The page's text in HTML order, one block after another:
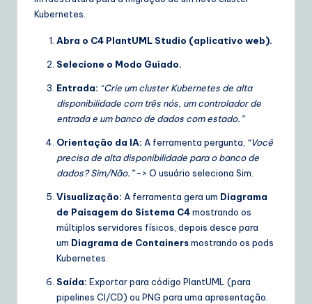
Kubernetes.
Abra o C4 PlantUML Studio (aplicativo web).
Selecione o Modo Guiado.
Entrada: “Crie um cluster Kubernetes de alta
disponibilidade com três nós, um controlador de
entrada e um banco de dados com estado.”
Orientação da IA: A ferramenta pergunta, “Você
precisa de alta disponibilidade para o banco de
dados? Sim/Não.”-> O usuário seleciona Sim.
Visualização: A ferramenta gera um Diagrama
de Paisagem do Sistema C4mostrando os
múltiplos servidores físicos, depois desce para
um Diagrama de Containersmostrando os pods
Kubernetes.
Saída: Exportar para código PlantUML (para
pipelines CI/CD) ou PNG para uma apresentação.